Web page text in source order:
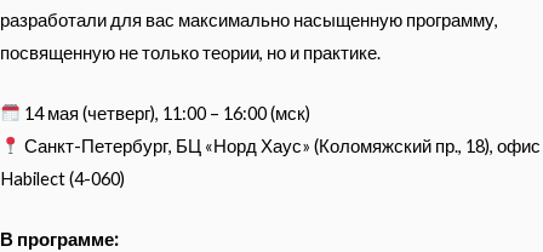
разработали для вас максимально насыщенную программу,
посвященную не только теории, но и практике.
14 мая (четверг), 11:00 – 16:00 (мск)
Санкт-Петербург, БЦ «Норд Хаус» (Коломяжский пр., 18), офис
Habilect (4-060)
В программе: